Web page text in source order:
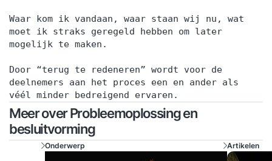
Waar kom ik vandaan, waar staan wij nu, wat
moet ik straks geregeld hebben om later
mogelijk te maken.
Door “terug te redeneren” wordt voor de
deelnemers aan het proces een en ander als
véél minder bedreigend ervaren.
Meer over Probleemoplossing en
besluitvorming
Onderwerp Artikelen